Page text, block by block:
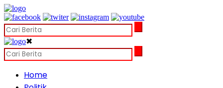
✖
Home